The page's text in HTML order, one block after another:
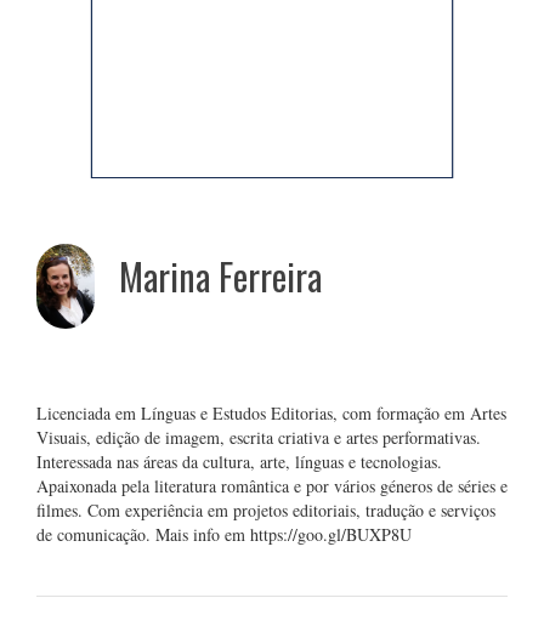
Marina Ferreira
Licenciada em Línguas e Estudos Editorias, com formação em Artes
Visuais, edição de imagem, escrita criativa e artes performativas.
Interessada nas áreas da cultura, arte, línguas e tecnologias.
Apaixonada pela literatura romântica e por vários géneros de séries e
filmes. Com experiência em projetos editoriais, tradução e serviços
de comunicação. Mais info em https://goo.gl/BUXP8U